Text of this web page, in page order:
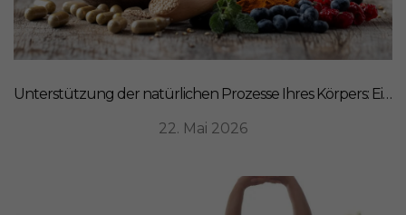
Unterstützung der natürlichen Prozesse Ihres Körpers: Ein ganzheitlicher Ansatz für Ernährung
22. Mai 2026